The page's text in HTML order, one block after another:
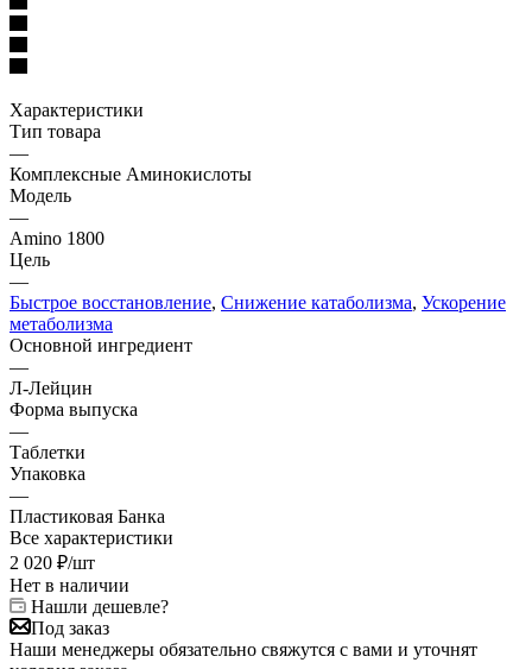
Характеристики
Тип товара
—
Комплексные Аминокислоты
Модель
—
Amino 1800
Цель
—
Быстрое восстановление, Снижение катаболизма, Ускорение
метаболизма
Основной ингредиент
—
Л-Лейцин
Форма выпуска
—
Таблетки
Упаковка
—
Пластиковая Банка
Все характеристики
2 020 ₽/шт
Нет в наличии
Нашли дешевле?
Под заказ
Наши менеджеры обязательно свяжутся с вами и уточнят